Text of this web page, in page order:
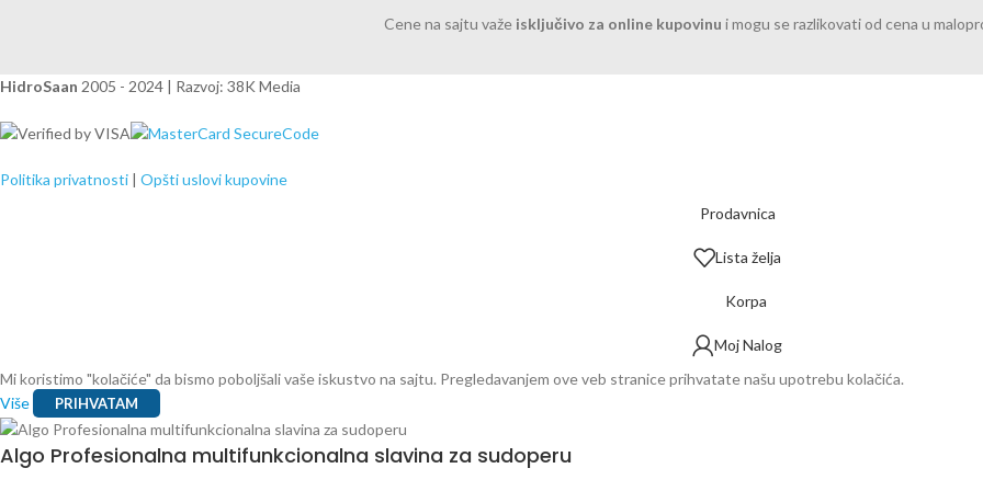
Cene na sajtu važe isključivo za online kupovinu i mogu se razlikovati od cena u
HidroSaan 2005 - 2024 | Razvoj: 38K Media
Politika privatnosti
Opšti uslovi kupovine
Prodavnica
Lista želja
Korpa
Moj Nalog
Mi koristimo "kolačiće" da bismo poboljšali vaše iskustvo na sajtu. Pregledavanjem ove veb stranice prihvatate našu upotrebu kolačića.
Više
PRIHVATAM
Algo Profesionalna multifunkcionalna slavina za sudoperu